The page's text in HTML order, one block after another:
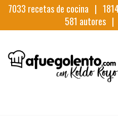
7033 recetas de cocina |
581 autores |